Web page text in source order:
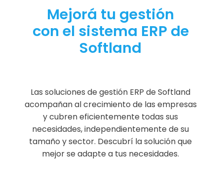
Mejorá tu gestión
con el sistema ERP de
Softland
Las soluciones de gestión ERP de Softland
acompañan al crecimiento de las empresas
y cubren eficientemente todas sus
necesidades, independientemente de su
tamaño y sector. Descubrí la solución que
mejor se adapte a tus necesidades.